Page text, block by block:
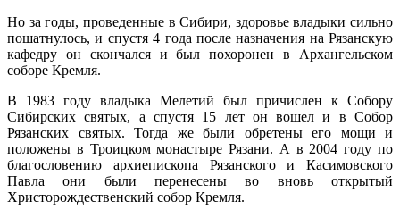
Но за годы, проведенные в Сибири, здоровье владыки сильно
пошатнулось, и спустя 4 года после назначения на Рязанскую
кафедру он скончался и был похоронен в Архангельском
соборе Кремля.
В 1983 году владыка Мелетий был причислен к Собору
Сибирских святых, а спустя 15 лет он вошел и в Собор
Рязанских святых. Тогда же были обретены его мощи и
положены в Троицком монастыре Рязани. А в 2004 году по
благословению архиепископа Рязанского и Касимовского
Павла они были перенесены во вновь открытый
Христорождественский собор Кремля.